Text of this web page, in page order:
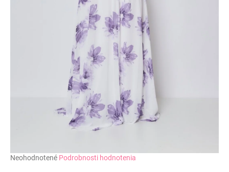
Priemerné
Neohodnotené Podrobnosti hodnotenia